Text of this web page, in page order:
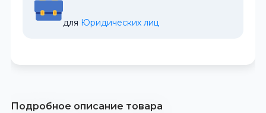
для Юридических лиц
Подробное описание товара